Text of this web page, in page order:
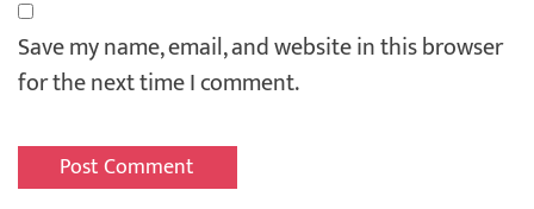
Save my name, email, and website in this browser
for the next time I comment.